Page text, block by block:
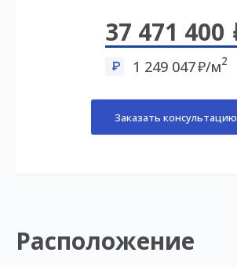
37 471 400
1 249 047 /м2
Заказать консультацию
Расположение